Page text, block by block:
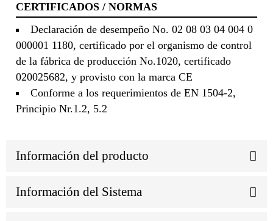
CERTIFICADOS / NORMAS
Declaración de desempeño No. 02 08 03 04 004 0
000001 1180, certificado por el organismo de control
de la fábrica de producción No.1020, certificado
020025682, y provisto con la marca CE
Conforme a los requerimientos de EN 1504-2,
Principio Nr.1.2, 5.2
Información del producto
Información del Sistema